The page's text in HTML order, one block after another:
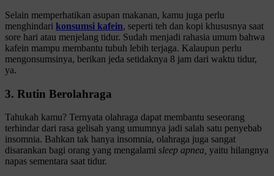
Selain memperhatikan asupan makanan, kamu juga perlu
menghindari konsumsi kafein, seperti teh dan kopi khususnya saat
sore hari atau menjelang tidur. Sudah menjadi rahasia umum bahwa
kafein mampu membantu tubuh lebih terjaga. Kalaupun perlu
mengonsumsinya, berikan jeda setidaknya 8 jam dari waktu tidur,
ya.
3. Rutin Berolahraga
Tahukah kamu? Ternyata olahraga dapat membantu seseorang
terhindar dari rasa gelisah yang umumnya jadi salah satu penyebab
insomnia. Bahkan tak hanya insomnia, olahraga juga sangat
disarankan bagi orang yang mengalami sleep apnea, yaitu hilangnya
napas sementara saat tidur.